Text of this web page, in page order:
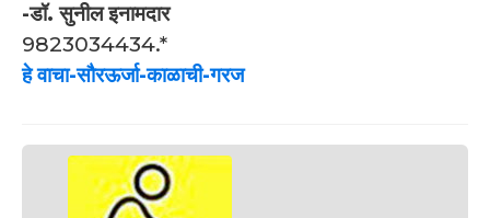
-डॉ. सुनील इनामदार
9823034434.*
हे वाचा-सौरऊर्जा-काळाची-गरज